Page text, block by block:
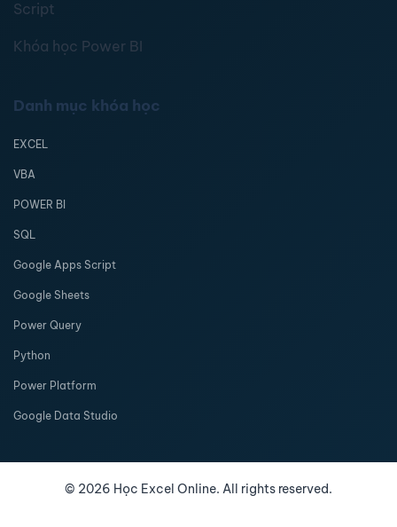
Script
Khóa học Power BI
Danh mục khóa học
EXCEL
VBA
POWER BI
SQL
Google Apps Script
Google Sheets
Power Query
Python
Power Platform
Google Data Studio
© 2026 Học Excel Online. All rights reserved.